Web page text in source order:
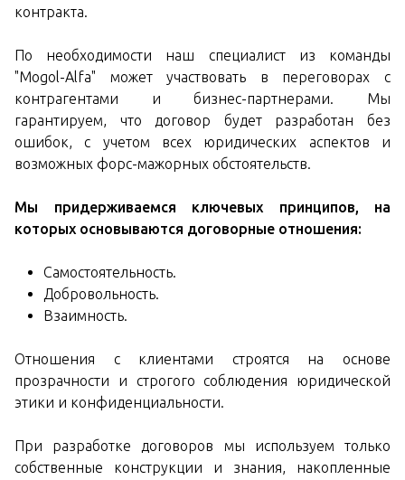
контракта.
По необходимости наш специалист из команды
"Mogol-Alfa" может участвовать в переговорах с
контрагентами и бизнес-партнерами. Мы
гарантируем, что договор будет разработан без
ошибок, с учетом всех юридических аспектов и
возможных форс-мажорных обстоятельств.
Мы придерживаемся ключевых принципов, на
которых основываются договорные отношения:
Самостоятельность.
Добровольность.
Взаимность.
Отношения с клиентами строятся на основе
прозрачности и строгого соблюдения юридической
этики и конфиденциальности.
При разработке договоров мы используем только
собственные конструкции и знания, накопленные